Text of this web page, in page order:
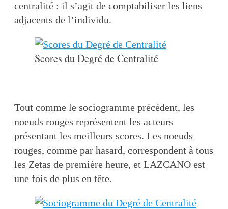
centralité : il s’agit de comptabiliser les liens
adjacents de l’individu.
Scores du Degré de Centralité
Tout comme le sociogramme précédent, les
noeuds rouges représentent les acteurs
présentant les meilleurs scores. Les noeuds
rouges, comme par hasard, correspondent à tous
les Zetas de première heure, et LAZCANO est
une fois de plus en tête.